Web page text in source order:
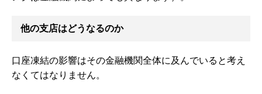
他の支店はどうなるのか
口座凍結の影響はその金融機関全体に及んでいると考え
なくてはなりません。